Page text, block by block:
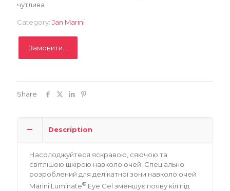
чутлива
Category: Jan Marini
Замовити...
Share
Description
Насолоджуйтеся яскравою, сяючою та
світлішою шкірою навколо очей. Спеціально
розроблений для делікатної зони навколо очей
Marini Luminate® Eye Gel зменшує появу кіл під
Записатися